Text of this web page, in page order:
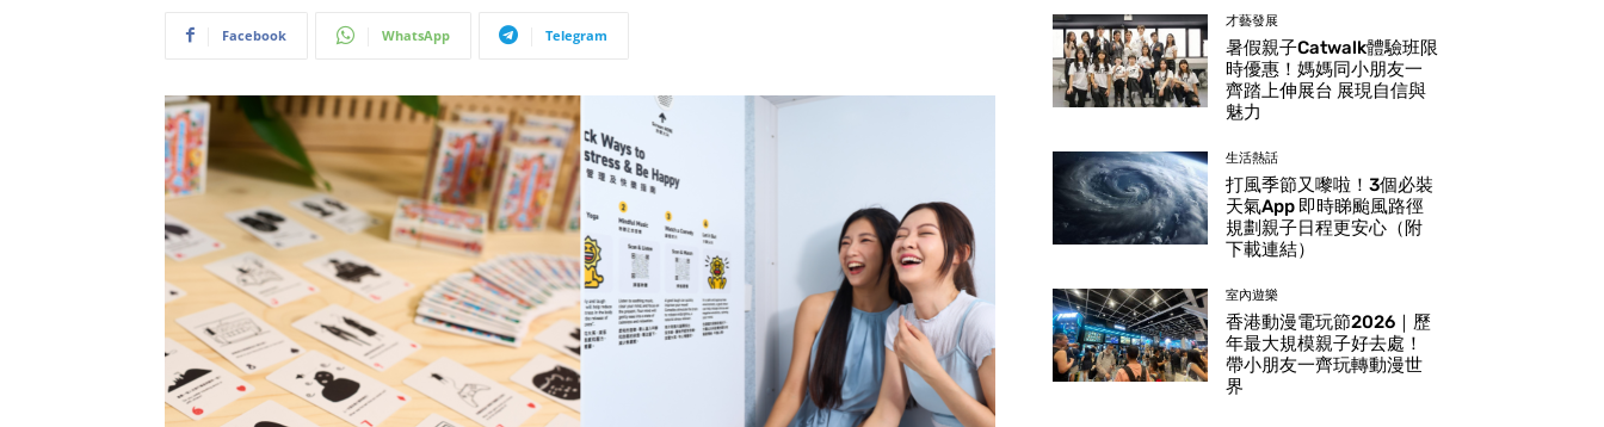
Facebook WhatsApp Telegram
才藝發展
暑假親子Catwalk體驗班限
時優惠！媽媽同小朋友一
齊踏上伸展台 展現自信與
魅力
生活熱話
打風季節又嚟啦！3個必裝
天氣App 即時睇颱風路徑
規劃親子日程更安心（附
下載連結）
室內遊樂
香港動漫電玩節2026｜歷
年最大規模親子好去處！
帶小朋友一齊玩轉動漫世
界